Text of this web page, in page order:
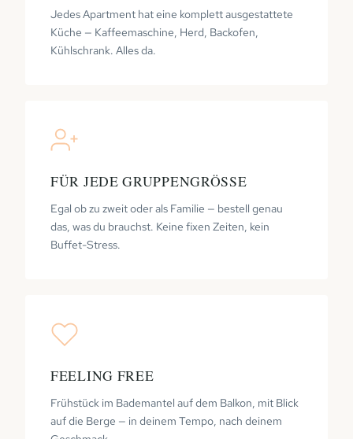
Jedes Apartment hat eine komplett ausgestattete
Küche — Kaffeemaschine, Herd, Backofen,
Kühlschrank. Alles da.
FÜR JEDE GRUPPENGRÖSSE
Egal ob zu zweit oder als Familie — bestell genau
das, was du brauchst. Keine fixen Zeiten, kein
Buffet-Stress.
FEELING FREE
Frühstück im Bademantel auf dem Balkon, mit Blick
auf die Berge — in deinem Tempo, nach deinem